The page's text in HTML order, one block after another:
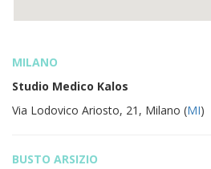
MILANO
Studio Medico Kalos
Via Lodovico Ariosto, 21, Milano (MI)
BUSTO ARSIZIO